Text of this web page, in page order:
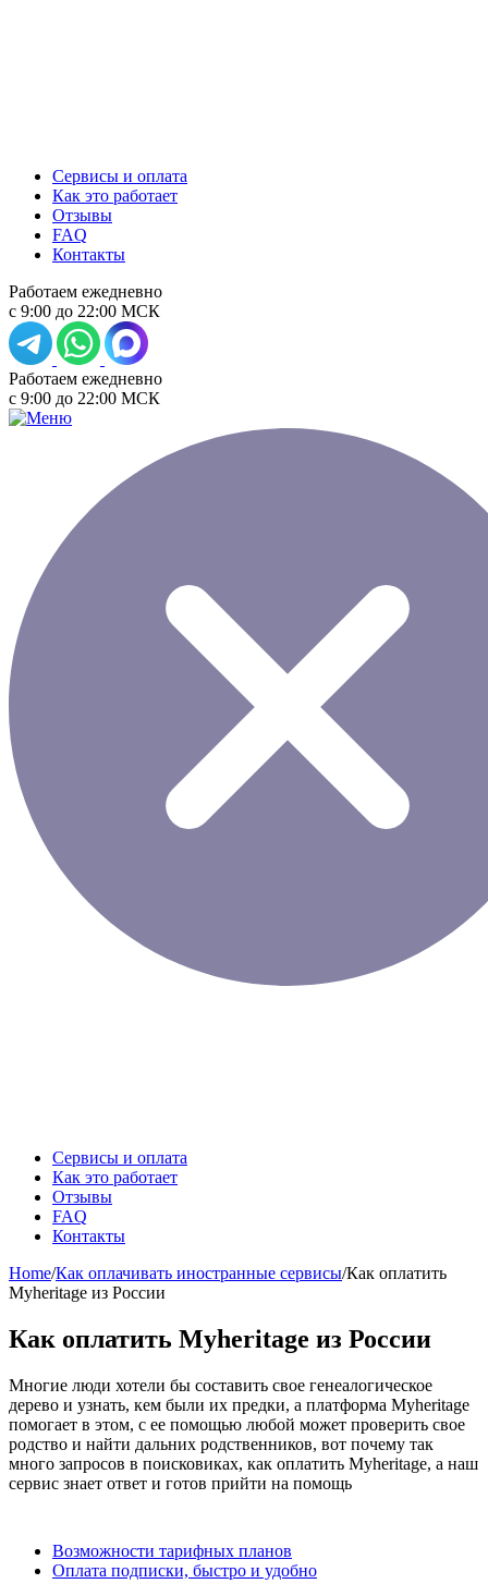
Сервисы и оплата
Как это работает
Отзывы
FAQ
Контакты
Работаем ежедневно
с 9:00 до 22:00 МСК
Работаем ежедневно
с 9:00 до 22:00 МСК
Сервисы и оплата
Как это работает
Отзывы
FAQ
Контакты
Home/Как оплачивать иностранные сервисы/Как оплатить
Myheritage из России
Как оплатить Myheritage из России
Многие люди хотели бы составить свое генеалогическое
дерево и узнать, кем были их предки, а платформа Myheritage
помогает в этом, с ее помощью любой может проверить свое
родство и найти дальних родственников, вот почему так
много запросов в поисковиках, как оплатить Myheritage, а наш
сервис знает ответ и готов прийти на помощь
Возможности тарифных планов
Оплата подписки, быстро и удобно